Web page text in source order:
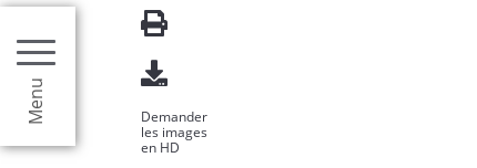
Menu
Demander
les images
en HD